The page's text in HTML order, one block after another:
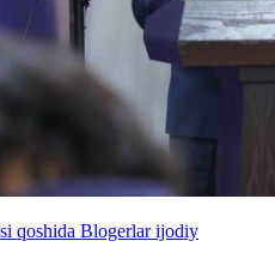
qoshida Blogerlar ijodiy